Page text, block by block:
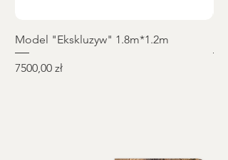
Model "Ekskluzyw" 1.8m*1.2m
Cena
7500,00 zł